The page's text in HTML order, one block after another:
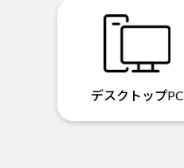
デスクトップPC